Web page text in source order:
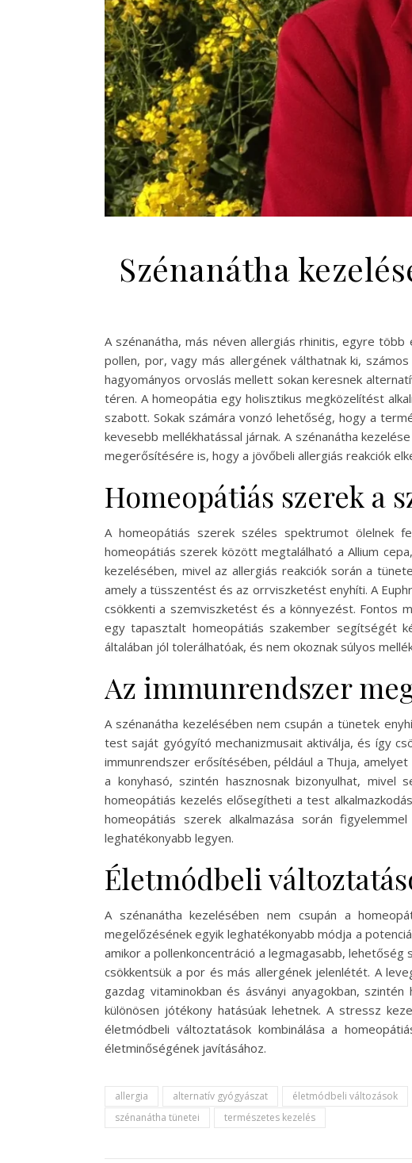
Szénanátha
A szénanátha, más néven allergiás rhinitis, egyre
pollen, por, vagy más allergének válthatnak ki,
hagyományos orvoslás mellett sokan keresnek
téren. A homeopátia egy holisztikus megközelítést
szabott. Sokak számára vonzó lehetőség, hogy a
kevesebb mellékhatással járnak. A szénanátha
megerősítésére is, hogy a jövőbeli allergiás reakciók
Homeopátiás szerek a
A homeopátiás szerek széles spektrumot ölelnek
homeopátiás szerek között megtalálható a Allium
kezelésében, mivel az allergiás reakciók során a
amely a tüsszentést és az orrviszketést enyhíti. A
csökkenti a szemviszketést és a könnyezést. Fontos
egy tapasztalt homeopátiás szakember segítségét
általában jól tolerálhatóak, és nem okoznak súlyos
Az immunrendszer
A szénanátha kezelésében nem csupán a tünetek
test saját gyógyító mechanizmusait aktiválja, és így
immunrendszer erősítésében, például a Thuja,
a konyhasó, szintén hasznosnak bizonyulhat, mivel
homeopátiás kezelés elősegítheti a test
homeopátiás szerek alkalmazása során
leghatékonyabb legyen.
Életmódbeli
A szénanátha kezelésében nem csupán a
megelőzésének egyik leghatékonyabb módja a
amikor a pollenkoncentráció a legmagasabb,
csökkentsük a por és más allergének jelenlétét. A
gazdag vitaminokban és ásványi anyagokban,
különösen jótékony hatásúak lehetnek. A stressz
életmódbeli változtatások kombinálása a
életminőségének javításához.
allergia alternatív gyógyászat életmódbeli változások
szénanátha tünetei
természetes kezelés